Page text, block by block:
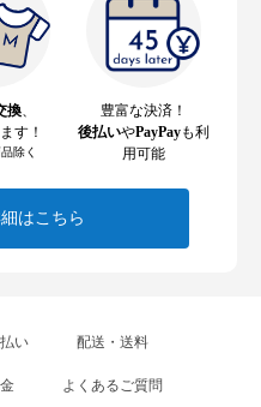
換、
す！
除く
豊富な決済！
後払いやPayPayも利
用可能
はこちら
い 配送・送料
よくあるご質問